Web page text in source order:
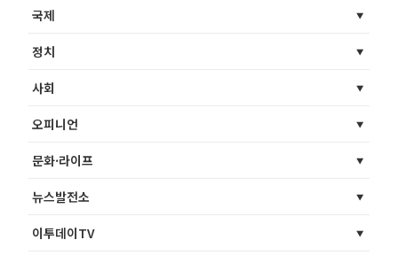
국제
정치
사회
오피니언
문화·라이프
뉴스발전소
이투데이TV